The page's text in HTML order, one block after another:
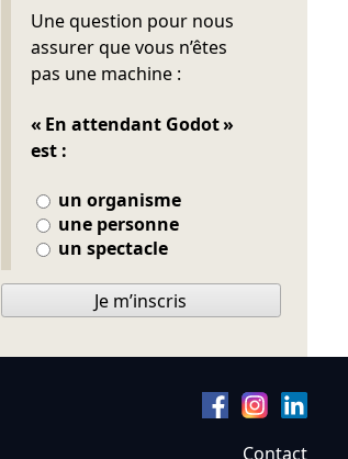
Une question pour nous
assurer que vous n’êtes
pas une machine :
« En attendant Godot »
est :
un organisme
une personne
un spectacle
Ne pas remplir
Je m’inscris
Contact